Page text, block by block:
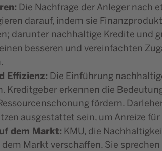
Die Nachfrage der Anleger nach
darauf, indem sie
darunter nachhaltige Kredite und
besseren und vereinfachten
Effizienz: Die Einführung
Kreditgeber erkennen die
fördern.
ausgestattet sein, um Anreize
dem Markt: KMU, die
Markt verschaffen. Sie